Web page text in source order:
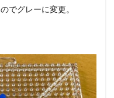
でグレーに変更。